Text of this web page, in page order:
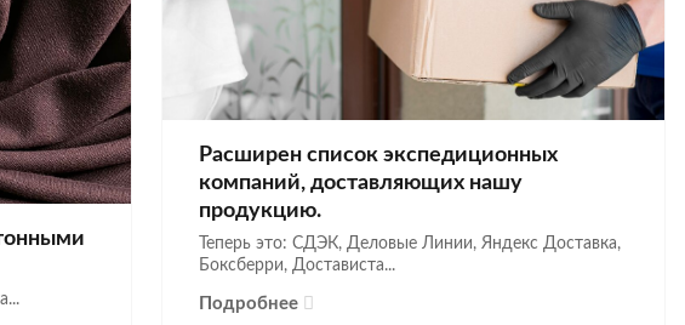
Расширен список экспедиционных
компаний, доставляющих нашу
продукцию.
Теперь это: СДЭК, Деловые Линии, Яндекс Доставка,
Боксберри, Достависта...
Подробнее